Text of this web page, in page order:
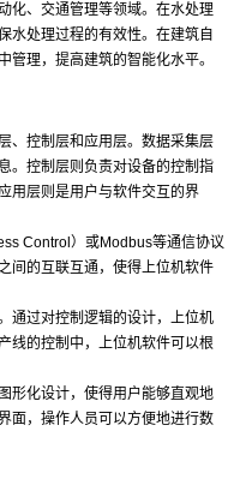
化、交通管理等领域。在水处理
水处理过程的有效性。在建筑自
理，提高建筑的智能化水平。
、控制层和应用层。数据采集层
。控制层则负责对设备的控制指
用层则是用户与软件交互的界
Control）或Modbus等通信协议
间的互联互通，使得上位机软件
通过对控制逻辑的设计，上位机
线的控制中，上位机软件可以根
形化设计，使得用户能够直观地
面，操作人员可以方便地进行数